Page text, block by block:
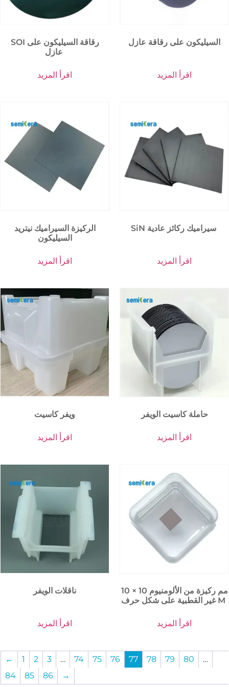
SOI رقاقة السيليكون على
اقرأ المزيد
السيليكون على رقاقة عازل
اقرأ المزيد
الركيزة السيراميك نيتريد
السيليكون
اقرأ المزيد
SiN سيراميك ركائز عادية
اقرأ المزيد
ويفر كاسيت
اقرأ المزيد
حاملة كاسيت الويفر
اقرأ المزيد
ناقلات الويفر
اقرأ المزيد
10 × 10 مم ركيزة من الألومنيوم
غير القطبية على شكل حرف M
اقرأ المزيد
← 1 2 3 … 74 75 76 77 78 79 80
…
84
85 86 →